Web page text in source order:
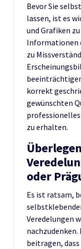
Bevor Sie
lassen, ist es
und Grafiken
Informationen
zu
korrekt
gewünschten
zu erhalten.
oder
Es ist ratsam,
Veredelungen
nachzudenken.
beitragen,